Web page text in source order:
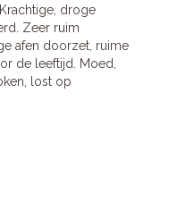
droge
Zeer ruim
afen doorzet, ruime
de leeftijd. Moed,
lost op